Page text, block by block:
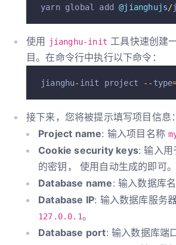
yarn global add @jianghujs/
使用 jianghu-init 工具快速创建
目。在命令行中执行以下命令：
jianghu- init project -- type
接下来，您将被提示填写项目信息：
Project name: 输入项目名称
Cookie security keys: 输入
的密钥， 使用自动生成的即可。
Database name: 输入数据库
Database IP: 输入数据库服务
127.0.0.1。
Database port: 输入数据库端